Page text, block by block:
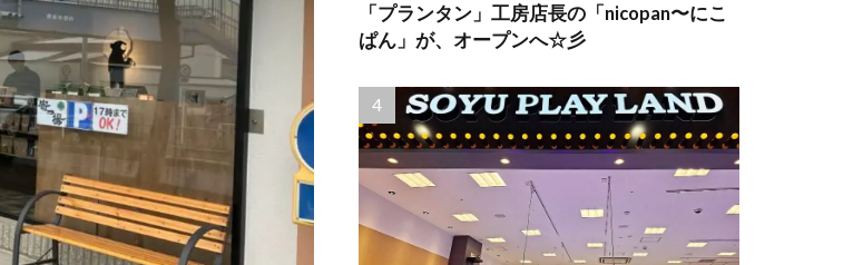
「プランタン」工房店長の「nicopan〜にこ
ぱん」が、オープンへ☆彡